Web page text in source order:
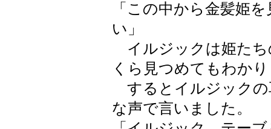
「この中から金髪姫
い」
イルジックは姫たち
くら見つめてもわか
するとイルジックの
な声で言いました。